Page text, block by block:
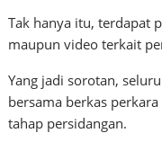
Tak hanya itu, terdapat
maupun video terkait
Yang jadi sorotan,
bersama berkas
tahap persidangan.